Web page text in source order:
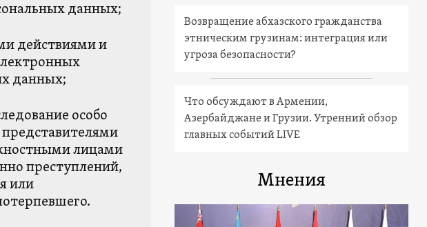
данных;
действиями и
данных;
особо
лицами
преступлений,
или
Возвращение абхазского гражданства
этническим грузинам: интеграция или
угроза безопасности?
Что обсуждают в Армении,
Азербайджане и Грузии. Утренний обзор
главных событий LIVE
Мнения